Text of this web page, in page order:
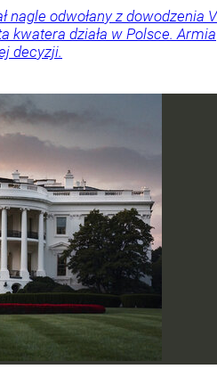
nagle odwołany z dowodzenia V
kwatera działa w Polsce. Armia
decyzji.